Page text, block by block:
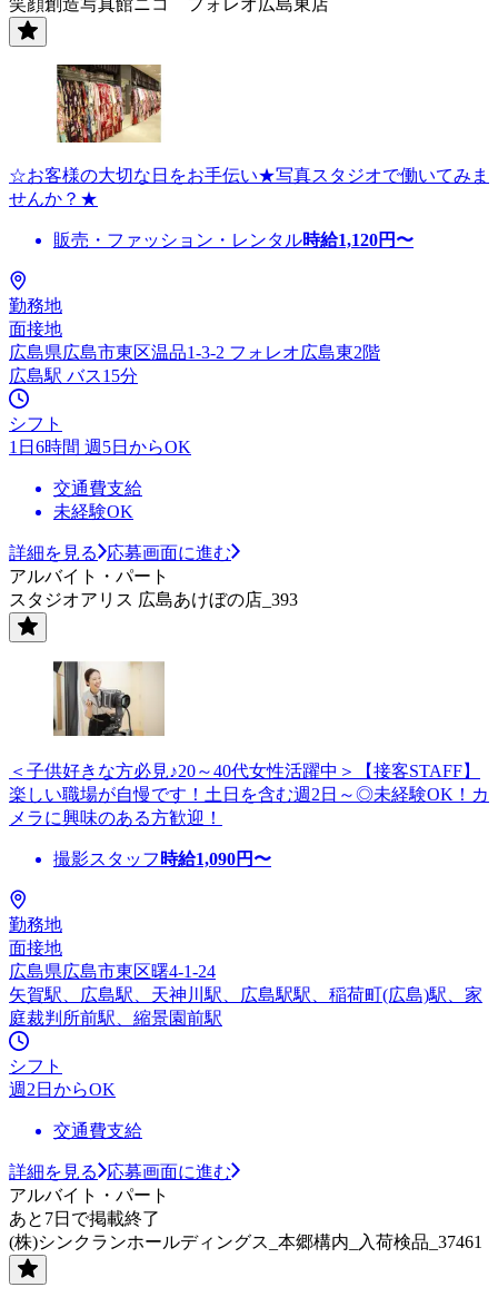
☆お客様の大切な日をお手伝い★写真スタジオで働いてみま
せんか？★
販売・ファッション・レンタル時給1,120円〜
勤務地
面接地
広島県広島市東区温品1-3-2 フォレオ広島東2階
広島駅 バス15分
シフト
1日6時間 週5日からOK
交通費支給
未経験OK
詳細を見る
応募画面に進む
アルバイト・パート
スタジオアリス 広島あけぼの店_393
＜子供好きな方必見♪20～40代女性活躍中＞【接客STAFF】
楽しい職場が自慢です！土日を含む週2日～◎未経験OK！カ
メラに興味のある方歓迎！
撮影スタッフ 時給1,090円〜
勤務地
面接地
広島県広島市東区曙4-1-24
矢賀駅、広島駅、天神川駅、広島駅駅、稲荷町(広島)駅、家
庭裁判所前駅、縮景園前駅
シフト
週2日からOK
交通費支給
詳細を見る
応募画面に進む
アルバイト・パート
あと7日で掲載終了
(株)シンクランホールディングス_本郷構内_入荷検品_37461